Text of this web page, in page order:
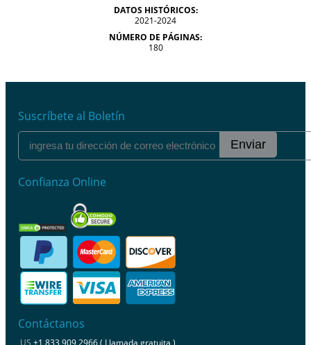
DATOS HISTÓRICOS:
2021-2024
NÚMERO DE PÁGINAS:
180
Suscríbete al Boletín
Enviar
Confianza Online
Contáctanos
US +1 833 909 2966 ( Llamada gratuita )